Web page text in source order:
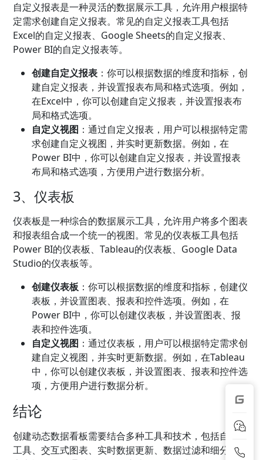
自定义报表是一种灵活的数据展示工具，允许用户根据特
定需求创建自定义报表。常见的自定义报表工具包括
Excel的自定义报表、Google Sheets的自定义报表、
Power BI的自定义报表等。
创建自定义报表 ：你可以根据数据的维度和指标，创
建自定义报表，并设置报表布局和格式选项。例如，
在Excel中，你可以创建自定义报表，并设置报表布
局和格式选项。
自定义视图 ：通过自定义报表，用户可以根据特定需
求创建自定义视图，并实时更新数据。例如，在
Power BI中，你可以创建自定义报表，并设置报表
布局和格式选项，方便用户进行数据分析。
3、仪表板
仪表板是一种综合的数据展示工具，允许用户将多个图表
和报表组合成一个统一的视图。常见的仪表板工具包括
Power BI的仪表板、Tableau的仪表板、Google Data
Studio的仪表板等。
创建仪表板 ：你可以根据数据的维度和指标，创建仪
表板，并设置图表、报表和控件选项。例如，在
Power BI中，你可以创建仪表板，并设置图表、报
表和控件选项。
自定义视图 ：通过仪表板，用户可以根据特定需求创
建自定义视图，并实时更新数据。例如，在Tableau
中，你可以创建仪表板，并设置图表、报表和控件选
项，方便用户进行数据分析。
结论
创建动态数据看板需要结合多种工具和技术，包括自动化
工具、交互式图表、实时数据更新、数据过滤和细分、自